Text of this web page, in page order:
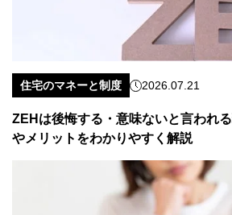
住宅のマネーと制度 2026.07.21
ZEHは後悔する・意味ないと言われ
やメリットをわかりやすく解説